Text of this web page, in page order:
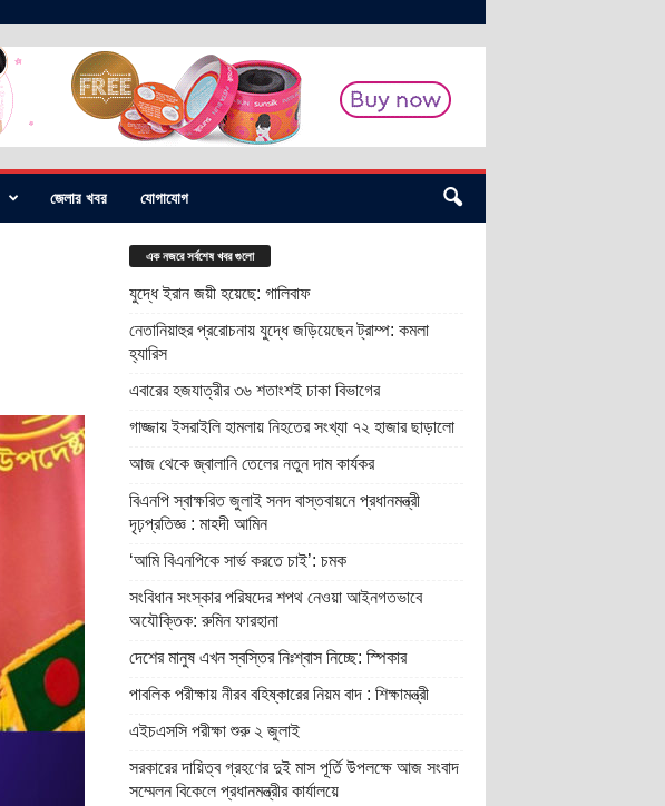
জেলার খবর যোগাযোগ
এক নজরে সর্বশেষ খবর গুলো
যুদ্ধে ইরান জয়ী হয়েছে: গালিবাফ
নেতানিয়াহুর প্ররোচনায় যুদ্ধে জড়িয়েছেন ট্রাম্প: কমলা
হ্যারিস
এবারের হজযাত্রীর ৩৬ শতাংশই ঢাকা বিভাগের
গাজ্জায় ইসরাইলি হামলায় নিহতের সংখ্যা ৭২ হাজার ছাড়ালো
আজ থেকে জ্বালানি তেলের নতুন দাম কার্যকর
বিএনপি স্বাক্ষরিত জুলাই সনদ বাস্তবায়নে প্রধানমন্ত্রী
দৃঢ়প্রতিজ্ঞ : মাহদী আমিন
‘আমি বিএনপিকে সার্ভ করতে চাই’: চমক
সংবিধান সংস্কার পরিষদের শপথ নেওয়া আইনগতভাবে
অযৌক্তিক: রুমিন ফারহানা
দেশের মানুষ এখন স্বস্তির নিঃশ্বাস নিচ্ছে: স্পিকার
পাবলিক পরীক্ষায় নীরব বহিষ্কারের নিয়ম বাদ : শিক্ষামন্ত্রী
এইচএসসি পরীক্ষা শুরু ২ জুলাই
সরকারের দায়িত্ব গ্রহণের দুই মাস পূর্তি উপলক্ষে আজ সংবাদ
সম্মেলন বিকেলে প্রধানমন্ত্রীর কার্যালয়ে